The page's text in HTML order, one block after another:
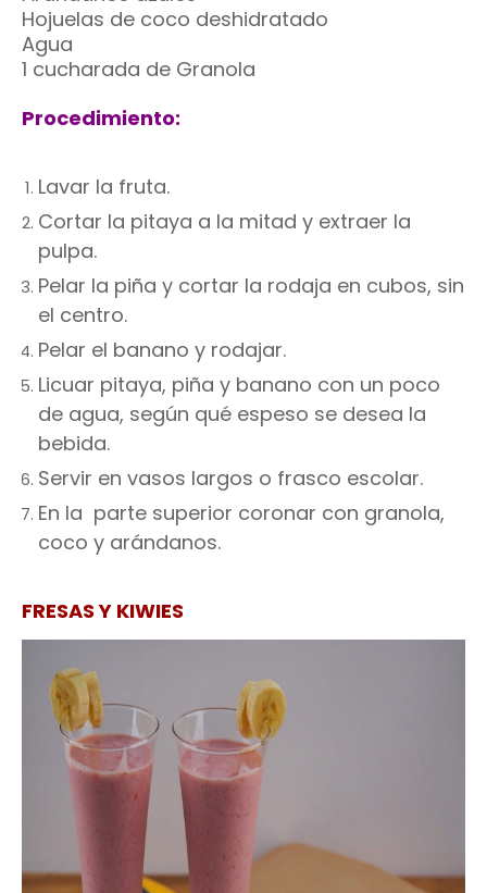
Hojuelas de coco deshidratado
Agua
1 cucharada de Granola
Procedimiento:
Lavar la fruta.
Cortar la pitaya a la mitad y extraer la
pulpa.
Pelar la piña y cortar la rodaja en cubos, sin
el centro.
Pelar el banano y rodajar.
Licuar pitaya, piña y banano con un poco
de agua, según qué espeso se desea la
bebida.
Servir en vasos largos o frasco escolar.
En la parte superior coronar con granola,
coco y arándanos.
FRESAS Y KIWIES